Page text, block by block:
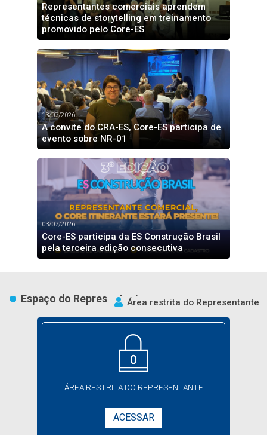
Representantes comerciais aprendem
técnicas de storytelling em treinamento
promovido pelo Core-ES
13/07/2026
A convite do CRA-ES, Core-ES participa de
evento sobre NR-01
03/07/2026
Core-ES participa da ES Construção Brasil
pela terceira edição consecutiva
Espaço do RepresentanteÁrea restrita do Representante
ÁREA RESTRITADO REPRESENTANTE
ACESSAR